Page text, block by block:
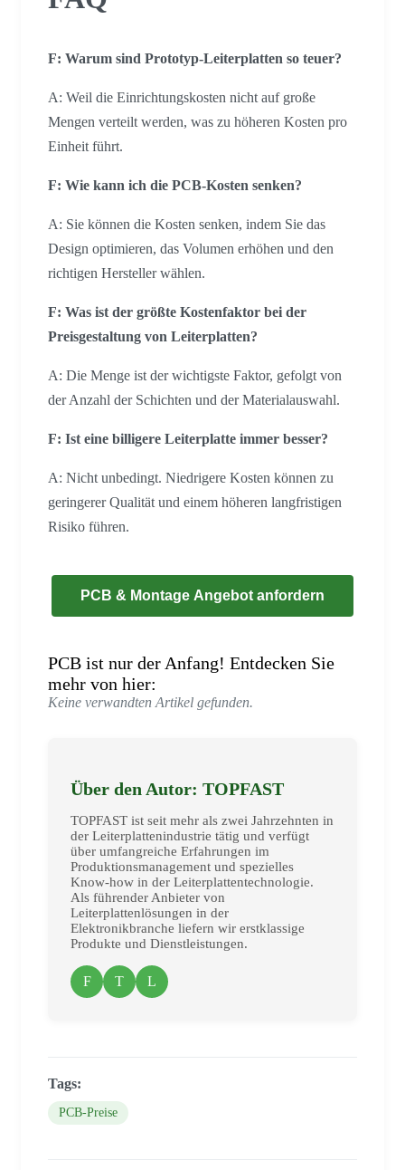
F: Warum sind Prototyp-Leiterplatten so teuer?
A: Weil die Einrichtungskosten nicht auf große
Mengen verteilt werden, was zu höheren Kosten pro
Einheit führt.
F: Wie kann ich die PCB-Kosten senken?
A: Sie können die Kosten senken, indem Sie das
Design optimieren, das Volumen erhöhen und den
richtigen Hersteller wählen.
F: Was ist der größte Kostenfaktor bei der
Preisgestaltung von Leiterplatten?
A: Die Menge ist der wichtigste Faktor, gefolgt von
der Anzahl der Schichten und der Materialauswahl.
F: Ist eine billigere Leiterplatte immer besser?
A: Nicht unbedingt. Niedrigere Kosten können zu
geringerer Qualität und einem höheren langfristigen
Risiko führen.
PCB & Montage Angebot anfordern
PCB ist nur der Anfang! Entdecken Sie
mehr von hier:
Keine verwandten Artikel gefunden.
Über den Autor: TOPFAST
TOPFAST ist seit mehr als zwei Jahrzehnten in
der Leiterplattenindustrie tätig und verfügt
über umfangreiche Erfahrungen im
Produktionsmanagement und spezielles
Know-how in der Leiterplattentechnologie.
Als führender Anbieter von
Leiterplattenlösungen in der
Elektronikbranche liefern wir erstklassige
Produkte und Dienstleistungen.
F T L
Tags:
PCB-Preise